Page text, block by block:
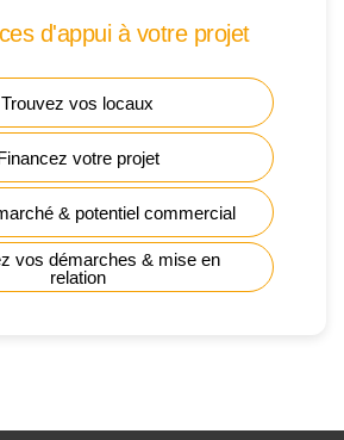
d'appui à votre projet
Trouvez vos locaux
votre projet
& potentiel commercial
vos démarches & mise en
relation